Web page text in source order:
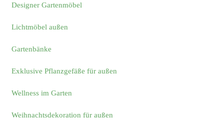
Designer Gartenmöbel
Lichtmöbel außen
Gartenbänke
Exklusive Pflanzgefäße für außen
Wellness im Garten
Weihnachtsdekoration für außen